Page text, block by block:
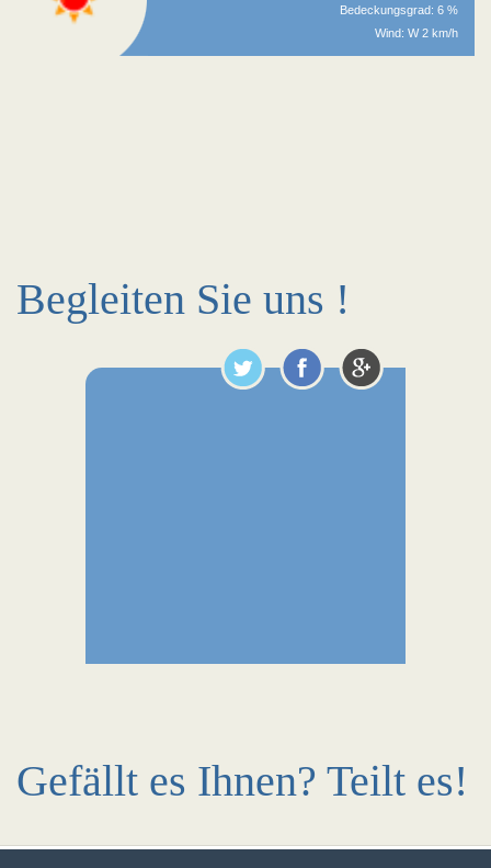
Bedeckungsgrad: 6 %
Wind: W 2 km/h
Begleiten Sie uns !
Gefällt es Ihnen? Teilt es!